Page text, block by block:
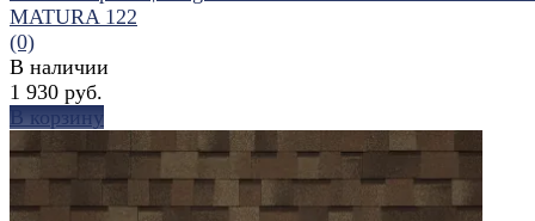
избранное сравнить
MATURA 122
(0)
В наличии
1 930 руб.
В корзину